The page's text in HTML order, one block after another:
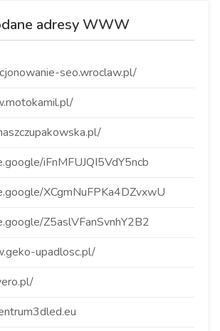
adresy WWW
seo.wroclaw.pl/
iFnMFUJQI5VdY5ncb
XCgmNuFPKa4DZvxwU
Z5aslVFanSvnhY2B2
upadlosc.pl/